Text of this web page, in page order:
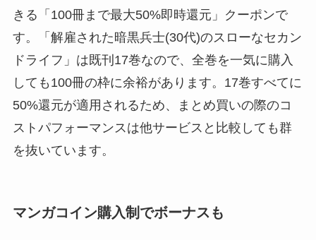
きる「100冊まで最大50%即時還元」クーポンで
す。「解雇された暗黒兵士(30代)のスローなセカン
ドライフ」は既刊17巻なので、全巻を一気に購入
しても100冊の枠に余裕があります。17巻すべてに
50%還元が適用されるため、まとめ買いの際のコ
ストパフォーマンスは他サービスと比較しても群
を抜いています。
マンガコイン購入制でボーナスも